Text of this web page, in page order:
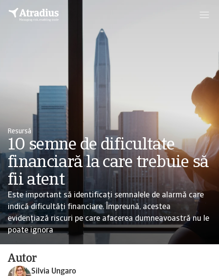
Resursă
10 semne de dificultate
financiară la care trebuie să
fii atent
Este important să identificați semnalele de alarmă care
indică dificultăți financiare. Împreună, acestea
evidențiază riscuri pe care afacerea dumneavoastră nu le
poate ignora
Autor
Silvia Ungaro